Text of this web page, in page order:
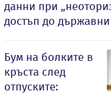
данни при
достъп до
Бум на болките в
кръста след
отпуските: